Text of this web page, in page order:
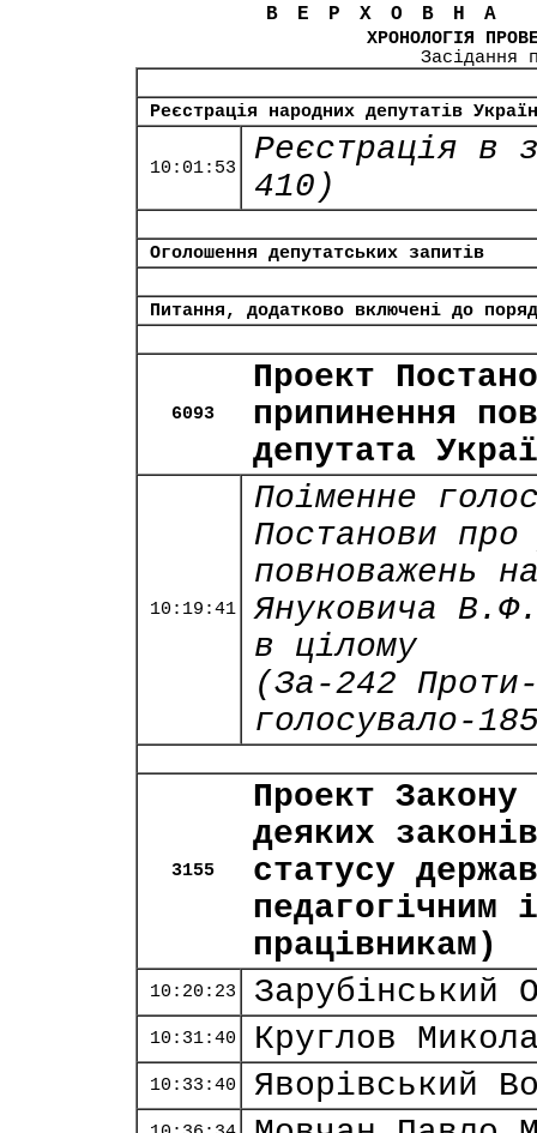
ХРОНОЛОГІЯ
Засідання
Реєстрація народних депутатів
10:01:53
Реєстрація в
410)
Оголошення депутатських запитів
Питання, додатково включені до
6093
Проект
припинення
депутата
10:19:41
Поіменне
Постанови про
повноважень
Януковича
в цілому
(За-242
голосувало-
3155
Проект
деяких
статусу
педагогічним
працівникам)
10:20:23 Зарубінський
10:31:40 Круглов
10:33:40 Яворівський